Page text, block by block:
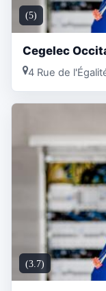
(5)
Cegelec
4 Rue de
(3.7)